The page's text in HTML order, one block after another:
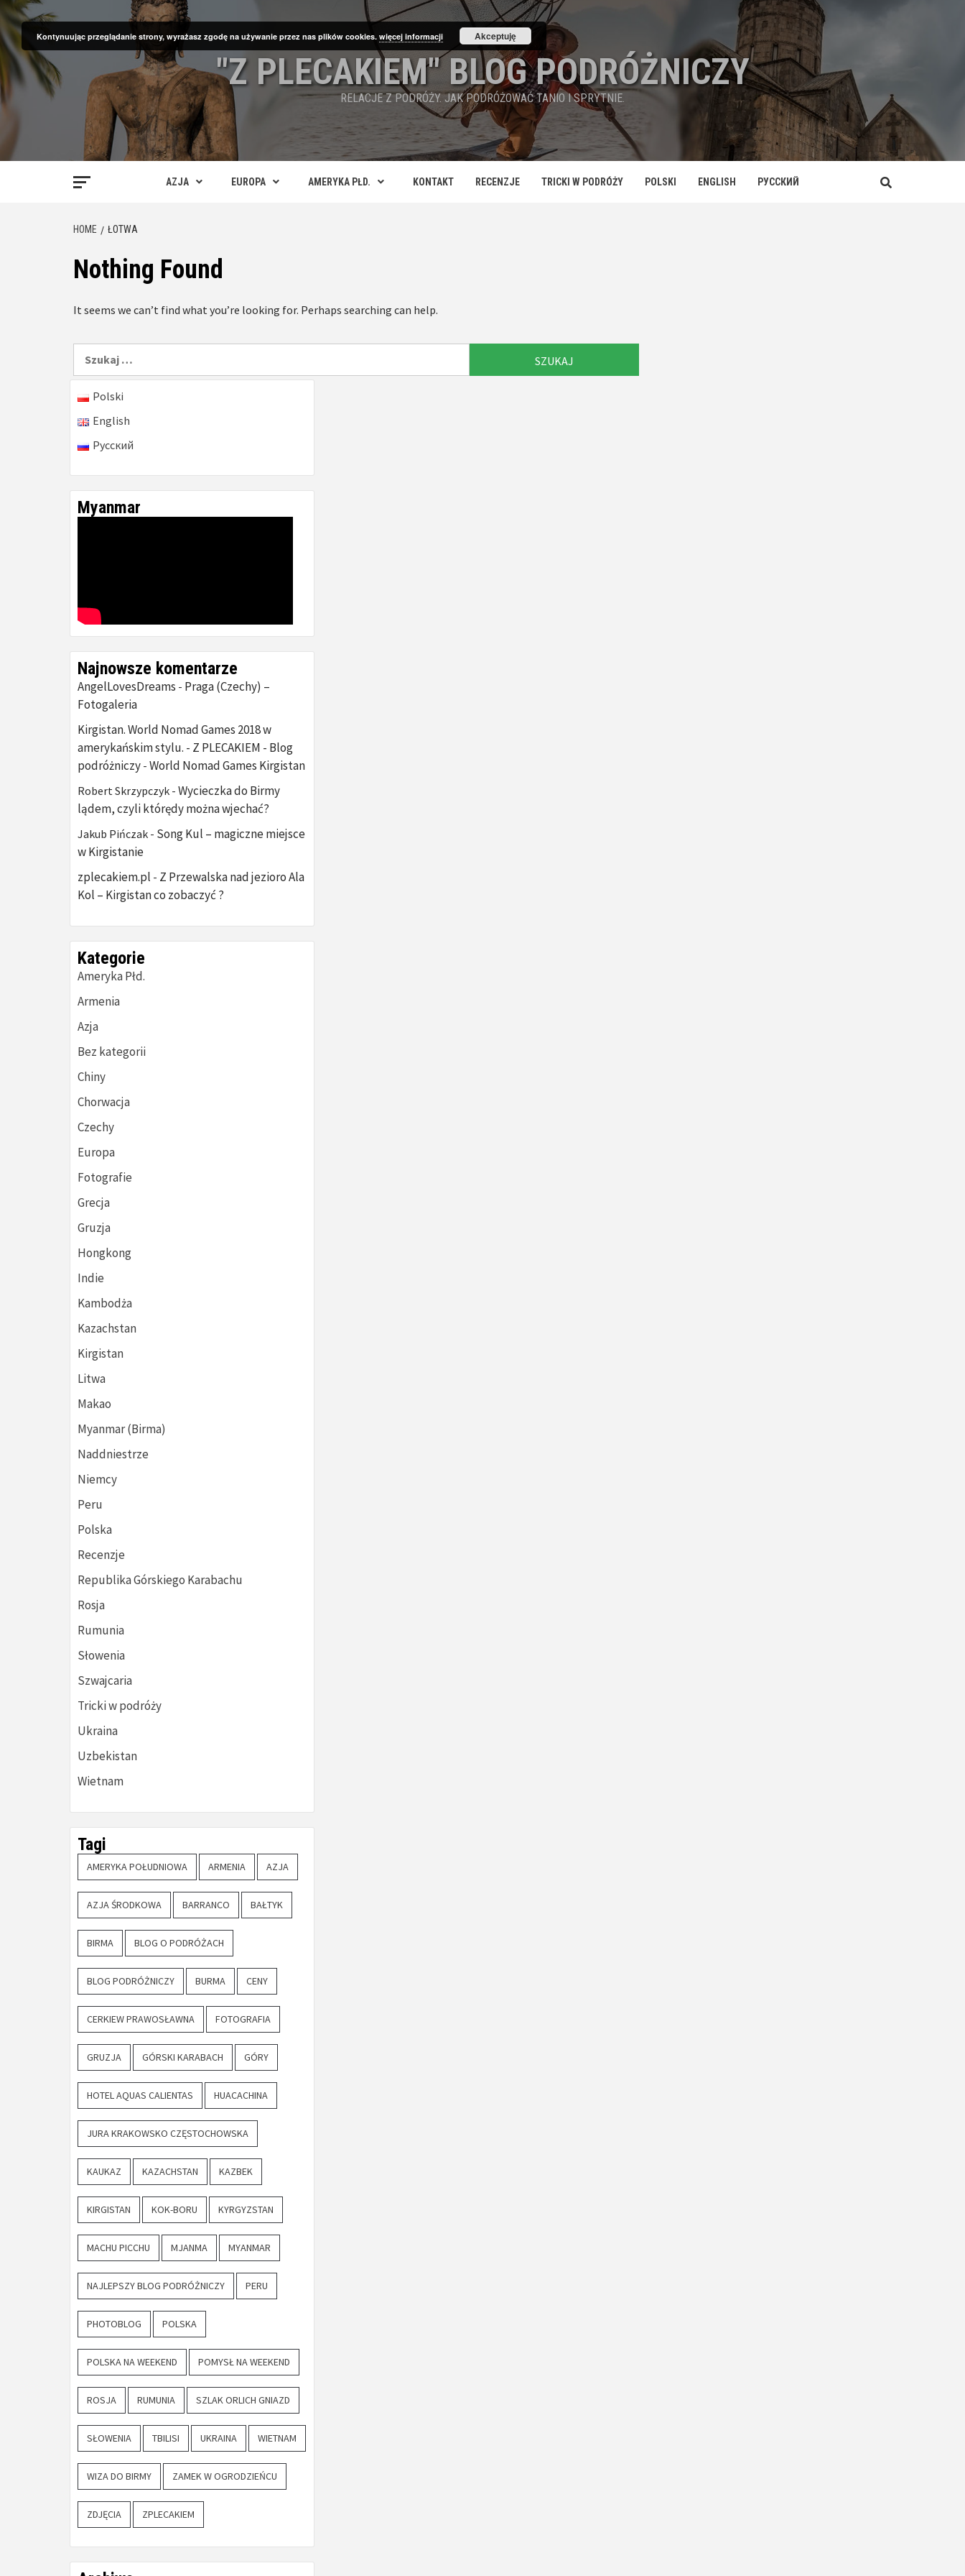
Skip
to
content
"Z PLECAKIEM" BLOG PODRÓŻNICZY
RELACJE Z PODRÓŻY. JAK PODRÓŻOWAĆ TANIO I SPRYTNIE.
AZJA EUROPA AMERYKA PŁD. KONTAKT RECENZJE TRICKI W PODRÓŻY POLSKI ENGLISH РУССКИЙ
HOME ŁOTWA
Nothing Found
It seems we can’t find what you’re looking for. Perhaps searching can help.
Polski
English
Русский
Myanmar
Najnowsze komentarze
AngelLovesDreams - Praga (Czechy) –
Fotogaleria
Kirgistan. World Nomad Games 2018 w
amerykańskim stylu. - Z PLECAKIEM - Blog
podróżniczy - World Nomad Games Kirgistan
Robert Skrzypczyk - Wycieczka do Birmy
lądem, czyli którędy można wjechać?
Jakub Pińczak - Song Kul – magiczne miejsce
w Kirgistanie
zplecakiem.pl - Z Przewalska nad jezioro Ala
Kol – Kirgistan co zobaczyć ?
Kategorie
Ameryka Płd.
Armenia
Azja
Bez kategorii
Chiny
Chorwacja
Czechy
Europa
Fotografie
Grecja
Gruzja
Hongkong
Indie
Kambodża
Kazachstan
Kirgistan
Litwa
Makao
Myanmar (Birma)
Naddniestrze
Niemcy
Peru
Polska
Recenzje
Republika Górskiego Karabachu
Rosja
Rumunia
Słowenia
Szwajcaria
Tricki w podróży
Ukraina
Uzbekistan
Wietnam
Tagi
AMERYKA POŁUDNIOWA ARMENIA AZJA
AZJA ŚRODKOWA BARRANCO BAŁTYK
BIRMA BLOG O PODRÓŻACH
BLOG PODRÓŻNICZY BURMA CENY
CERKIEW PRAWOSŁAWNA FOTOGRAFIA
GRUZJA GÓRSKI KARABACH GÓRY
HOTEL AQUAS CALIENTAS HUACACHINA
JURA KRAKOWSKO CZĘSTOCHOWSKA
KAUKAZ KAZACHSTAN KAZBEK
KIRGISTAN KOK-BORU KYRGYZSTAN
MACHU PICCHU MJANMA MYANMAR
NAJLEPSZY BLOG PODRÓŻNICZY PERU
PHOTOBLOG POLSKA
POLSKA NA WEEKEND POMYSŁ NA WEEKEND
ROSJA RUMUNIA SZLAK ORLICH GNIAZD
SŁOWENIA TBILISI UKRAINA WIETNAM
WIZA DO BIRMY ZAMEK W OGRODZIEŃCU
ZDJĘCIA ZPLECAKIEM
Kontynuując przeglądanie strony, wyrażasz zgodę na używanie przez nas plików cookies. więcej informacji Akceptuję